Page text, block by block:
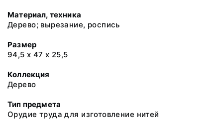
Материал, техника
Дерево; вырезание, роспись
Размер
94,5 х 47 х 25,5
Коллекция
Дерево
Тип предмета
Орудие труда для изготовление нитей